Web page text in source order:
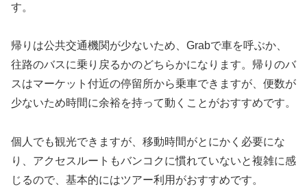
す。
帰りは公共交通機関が少ないため、Grabで車を呼ぶか、
往路のバスに乗り戻るかのどちらかになります。帰りのバ
スはマーケット付近の停留所から乗車できますが、便数が
少ないため時間に余裕を持って動くことがおすすめです。
個人でも観光できますが、移動時間がとにかく必要にな
り、アクセスルートもバンコクに慣れていないと複雑に感
じるので、基本的にはツアー利用がおすすめです。